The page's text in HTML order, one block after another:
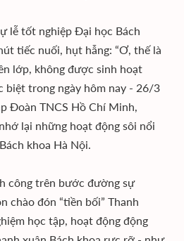
lễ tốt nghiệp Đại học Bách
tiếc nuối, hụt hẫng: “Ơ, thế là
lớp, không được sinh hoạt
trong ngày hôm nay - 26/3
Đoàn TNCS Hồ Chí Minh,
lại những hoạt động sôi nổi
khoa Hà Nội.
công trên bước đường sự
chào đón “tiền bối” Thanh
học tập, hoạt động động